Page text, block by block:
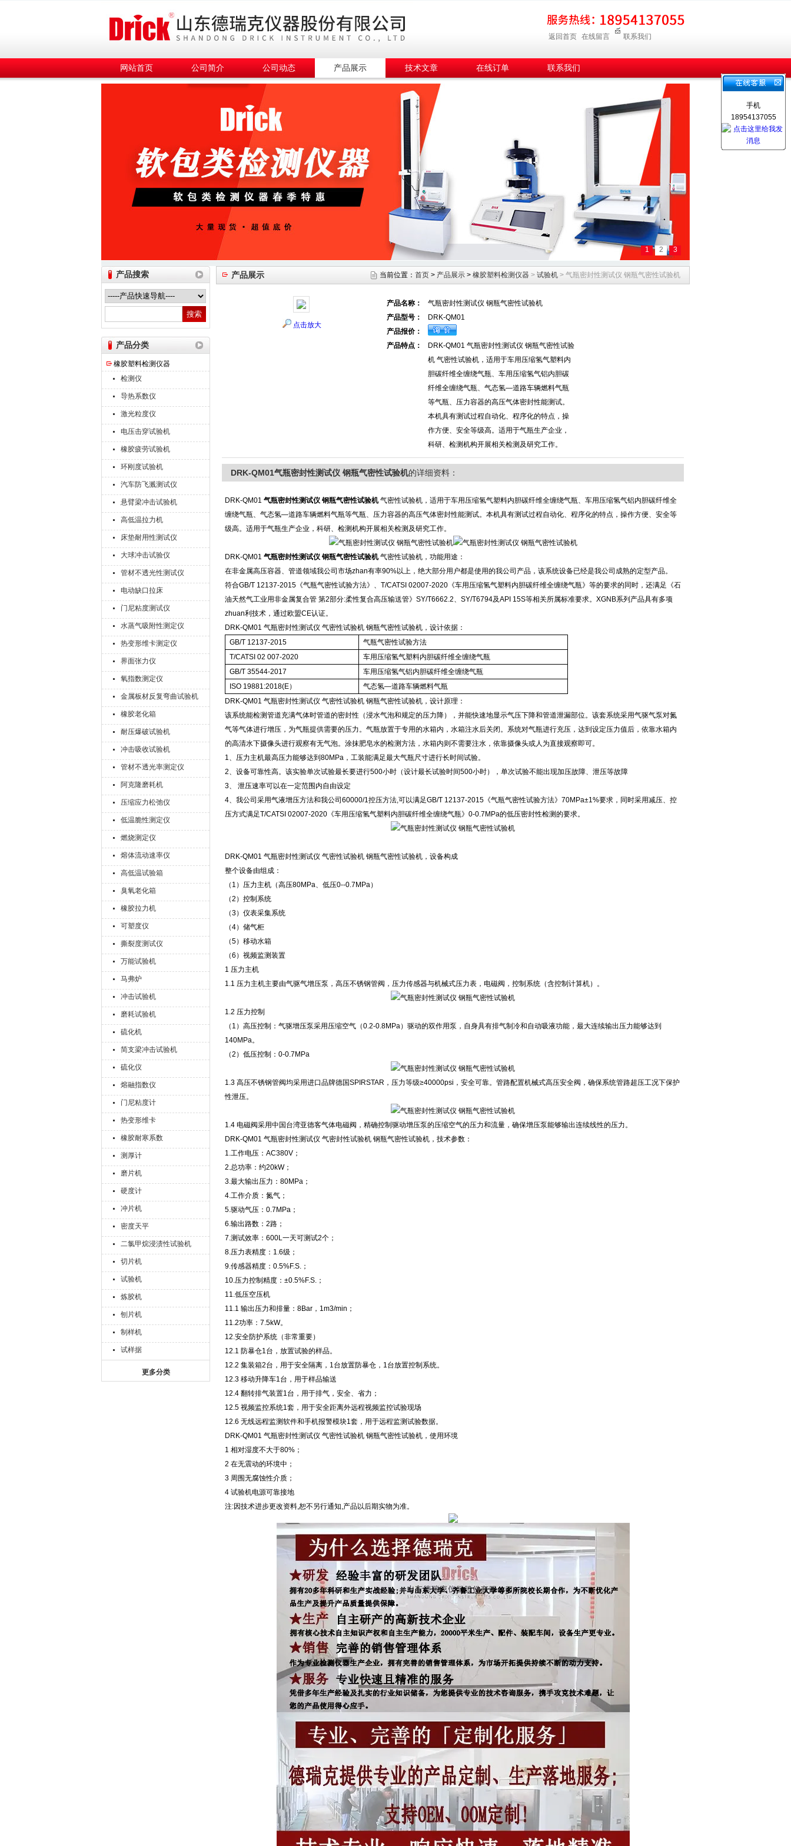
山东德瑞克仪器股份有限公司
返回首页 在线留言 联系我们
网站首页 公司简介 公司动态 产品展示 技术文章 在线订单 联系我们
1 2 3
产品搜索
产品分类
橡胶塑料检测仪器
检测仪
导热系数仪
激光粒度仪
电压击穿试验机
橡胶疲劳试验机
环刚度试验机
汽车防飞溅测试仪
悬臂梁冲击试验机
高低温拉力机
床垫耐用性测试仪
大球冲击试验仪
管材不透光性测试仪
电动缺口拉床
门尼粘度测试仪
水蒸气吸附性测定仪
热变形维卡测定仪
界面张力仪
氧指数测定仪
金属板材反复弯曲试验机
橡胶老化箱
耐压爆破试验机
冲击吸收试验机
管材不透光率测定仪
阿克隆磨耗机
压缩应力松弛仪
低温脆性测定仪
燃烧测定仪
熔体流动速率仪
高低温试验箱
臭氧老化箱
橡胶拉力机
可塑度仪
撕裂度测试仪
万能试验机
马弗炉
冲击试验机
磨耗试验机
硫化机
简支梁冲击试验机
硫化仪
熔融指数仪
门尼粘度计
热变形维卡
橡胶耐寒系数
测厚计
磨片机
硬度计
冲片机
密度天平
二氯甲烷浸渍性试验机
切片机
试验机
炼胶机
刨片机
制样机
试样据
更多分类
产品展示 当前位置： 首页 > 产品展示 > 橡胶塑料检测仪器 > 试验机 > 气瓶密封性测试仪 钢瓶气密性试验机
点击放大
产品名称：
气瓶密封性测试仪 钢瓶气密性试验机
产品型号：
DRK-QM01
产品报价：
产品特点：
DRK-QM01 气瓶密封性测试仪 钢瓶气密性试验
机 气密性试验机，适用于车用压缩氢气塑料内
胆碳纤维全缠绕气瓶、车用压缩氢气铝内胆碳
纤维全缠绕气瓶、气态氢—道路车辆燃料气瓶
等气瓶、压力容器的高压气体密封性能测试。
本机具有测试过程自动化、程序化的特点，操
作方便、安全等级高。适用于气瓶生产企业，
科研、检测机构开展相关检测及研究工作。
DRK-QM01气瓶密封性测试仪 钢瓶气密性试验机的详细资料：
DRK-QM01 气瓶密封性测试仪 钢瓶气密性试验机气密性试验机，适用于车用压缩氢气塑料内胆碳纤维全缠绕气瓶、车用压缩氢气铝内胆碳纤维全
缠绕气瓶、气态氢—道路车辆燃料气瓶等气瓶、压力容器的高压气体密封性能测试。本机具有测试过程自动化、程序化的特点，操作方便、安全等
级高。适用于气瓶生产企业，科研、检测机构开展相关检测及研究工作。
DRK-QM01 气瓶密封性测试仪 钢瓶气密性试验机气密性试验机，功能用途：
在非金属高压容器、管道领域我公司市场zhan有率90%以上，绝大部分用户都是使用的我公司产品，该系统设备已经是我公司成熟的定型产品。
符合GB/T 12137-2015《气瓶气密性试验方法》、T/CATSI 02007-2020《车用压缩氢气塑料内胆碳纤维全缠绕气瓶》等的要求的同时，还满足《石
油天然气工业用非金属复合管 第2部分:柔性复合高压输送管》SY/T6662.2、SY/T6794及API 15S等相关所属标准要求。XGNB系列产品具有多项
zhuan利技术，通过欧盟CE认证。
DRK-QM01 气瓶密封性测试仪 气密性试验机 钢瓶气密性试验机，设计依据：
GB/T 12137-2015
气瓶气密性试验方法
T/CATSI 02 007-2020
车用压缩氢气塑料内胆碳纤维全缠绕气瓶
GB/T 35544-2017
车用压缩氢气铝内胆碳纤维全缠绕气瓶
ISO 19881:2018(E）
气态氢—道路车辆燃料气瓶
DRK-QM01 气瓶密封性测试仪 气密性试验机 钢瓶气密性试验机，设计原理：
该系统能检测管道充满气体时管道的密封性（浸水气泡和规定的压力降），并能快速地显示气压下降和管道泄漏部位。该套系统采用气驱气泵对氮
气等气体进行增压，为气瓶提供需要的压力。气瓶放置于专用的水箱内，水箱注水后关闭。系统对气瓶进行充压，达到设定压力值后，依靠水箱内
的高清水下摄像头进行观察有无气泡。涂抹肥皂水的检测方法，水箱内则不需要注水，依靠摄像头或人为直接观察即可。
1、压力主机最高压力能够达到80MPa，工装能满足最大气瓶尺寸进行长时间试验。
2、设备可靠性高。该实验单次试验最长要进行500小时（设计最长试验时间500小时），单次试验不能出现加压故障、泄压等故障
3、 泄压速率可以在一定范围内自由设定
4、我公司采用气液增压方法和我公司60000/1控压方法,可以满足GB/T 12137-2015《气瓶气密性试验方法》70MPa±1%要求，同时采用减压、控
压方式满足T/CATSI 02007-2020《车用压缩氢气塑料内胆碳纤维全缠绕气瓶》0-0.7MPa的低压密封性检测的要求。
DRK-QM01 气瓶密封性测试仪 气密性试验机 钢瓶气密性试验机，设备构成
整个设备由组成：
（1）压力主机（高压80MPa、低压0--0.7MPa）
（2）控制系统
（3）仪表采集系统
（4）储气柜
（5）移动水箱
（6）视频监测装置
1 压力主机
1.1 压力主机主要由气驱气增压泵，高压不锈钢管阀，压力传感器与机械式压力表，电磁阀，控制系统（含控制计算机）。
1.2 压力控制
（1）高压控制：气驱增压泵采用压缩空气（0.2-0.8MPa）驱动的双作用泵，自身具有排气制冷和自动吸液功能，最大连续输出压力能够达到
140MPa。
（2）低压控制：0-0.7MPa
1.3 高压不锈钢管阀均采用进口品牌德国SPIRSTAR，压力等级≥40000psi，安全可靠。管路配置机械式高压安全阀，确保系统管路超压工况下保护
性泄压。
1.4 电磁阀采用中国台湾亚德客气体电磁阀，精确控制驱动增压泵的压缩空气的压力和流量，确保增压泵能够输出连续线性的压力。
DRK-QM01 气瓶密封性测试仪 气密封性试验机 钢瓶气密性试验机，技术参数：
1.工作电压：AC380V；
2.总功率：约20kW；
3.最大输出压力：80MPa；
4.工作介质：氮气；
5.驱动气压：0.7MPa；
6.输出路数：2路；
7.测试效率：600L一天可测试2个；
8.压力表精度：1.6级；
9.传感器精度：0.5%F.S.；
10.压力控制精度：±0.5%F.S.；
11.低压空压机
11.1 输出压力和排量：8Bar，1m3/min；
11.2功率：7.5kW。
12.安全防护系统（非常重要）
12.1 防暴仓1台，放置试验的样品。
12.2 集装箱2台，用于安全隔离，1台放置防暴仓，1台放置控制系统。
12.3 移动升降车1台，用于样品输送
12.4 翻转排气装置1台，用于排气，安全、省力；
12.5 视频监控系统1套，用于安全距离外远程视频监控试验现场
12.6 无线远程监测软件和手机报警模块1套，用于远程监测试验数据。
DRK-QM01 气瓶密封性测试仪 气密性试验机 钢瓶气密性试验机，使用环境
1 相对湿度不大于80%；
2 在无震动的环境中；
3 周围无腐蚀性介质；
4 试验机电源可靠接地
注:因技术进步更改资料,恕不另行通知,产品以后期实物为准。
手机
18954137055